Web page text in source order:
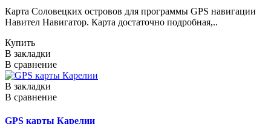
Карта Соловецких островов для программы GPS навигации
Навител Навигатор. Карта достаточно подробная,..
Купить
В закладки
В сравнение
В закладки
В сравнение
GPS карты Карелии